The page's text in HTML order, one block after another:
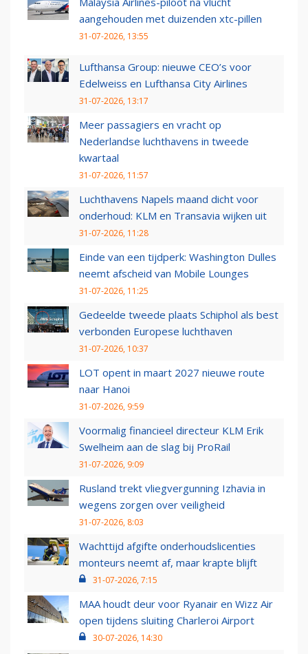
aangehouden met duizenden xtc-pillen
31-07-2026, 13:55
Lufthansa Group: nieuwe CEO’s voor
Edelweiss en Lufthansa City Airlines
31-07-2026, 13:17
Meer passagiers en vracht op
Nederlandse luchthavens in tweede
kwartaal
31-07-2026, 11:57
Luchthavens Napels maand dicht voor
onderhoud: KLM en Transavia wijken uit
31-07-2026, 11:28
Einde van een tijdperk: Washington Dulles
neemt afscheid van Mobile Lounges
31-07-2026, 11:25
Gedeelde tweede plaats Schiphol als best
verbonden Europese luchthaven
31-07-2026, 10:37
LOT opent in maart 2027 nieuwe route
naar Hanoi
31-07-2026, 9:59
Voormalig financieel directeur KLM Erik
Swelheim aan de slag bij ProRail
31-07-2026, 9:09
Rusland trekt vliegvergunning Izhavia in
wegens zorgen over veiligheid
31-07-2026, 8:03
Wachttijd afgifte onderhoudslicenties
monteurs neemt af, maar krapte blijft
31-07-2026, 7:15
MAA houdt deur voor Ryanair en Wizz Air
open tijdens sluiting Charleroi Airport
30-07-2026, 14:30